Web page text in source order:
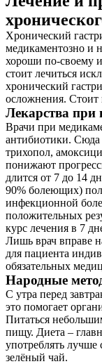
Хронический
медикаментозно и
хороши по-своему
стоит лечиться
хронический
осложнения. Стоит
Лекарства при
Врачи при
антибиотики. Сюда
трихопол,
понижают
длится от 7 до 14
90% болеющих)
инфекционной
положительных
курс лечения в 7
Лишь врач вправе
для пациента
обязательных
Народные
С утра перед
это помогает
Питаться
пищу. Диета –
употреблять
зелёный чай.